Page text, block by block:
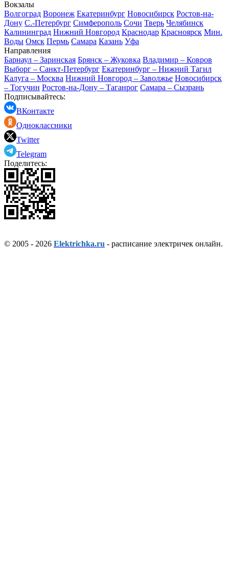
Вокзалы
Волгоград Воронеж Екатеринбург Новосибирск Ростов-на-
Дону С.-Петербург Симферополь Сочи Тверь Челябинск
Калининград Нижний Новгород Краснодар Красноярск Мин.
Воды Омск Пермь Самара Казань Уфа
Направления
Барнаул – Заринская Брянск – Жуковка Владимир – Ковров
Выборг – Санкт-Петербург Екатеринбург – Нижний Тагил
Калуга – Москва Нижний Новгород – Заволжье Новосибирск
– Тогучин Ростов-на-Дону – Таганрог Самара – Сызрань
Подписывайтесь:
ВКонтакте
Одноклассники
Twitter
Telegram
Поделитесь:
© 2005 - 2026 Elektrichka.ru - расписание электричек онлайн.